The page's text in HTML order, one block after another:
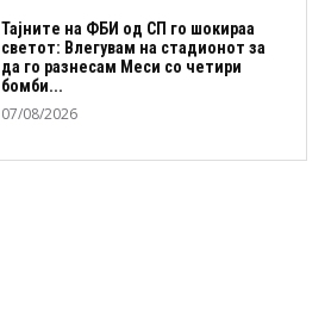
Тајните на ФБИ од СП го шокираа
светот: Влегувам на стадионот за
да го разнесам Меси со четири
бомби...
07/08/2026